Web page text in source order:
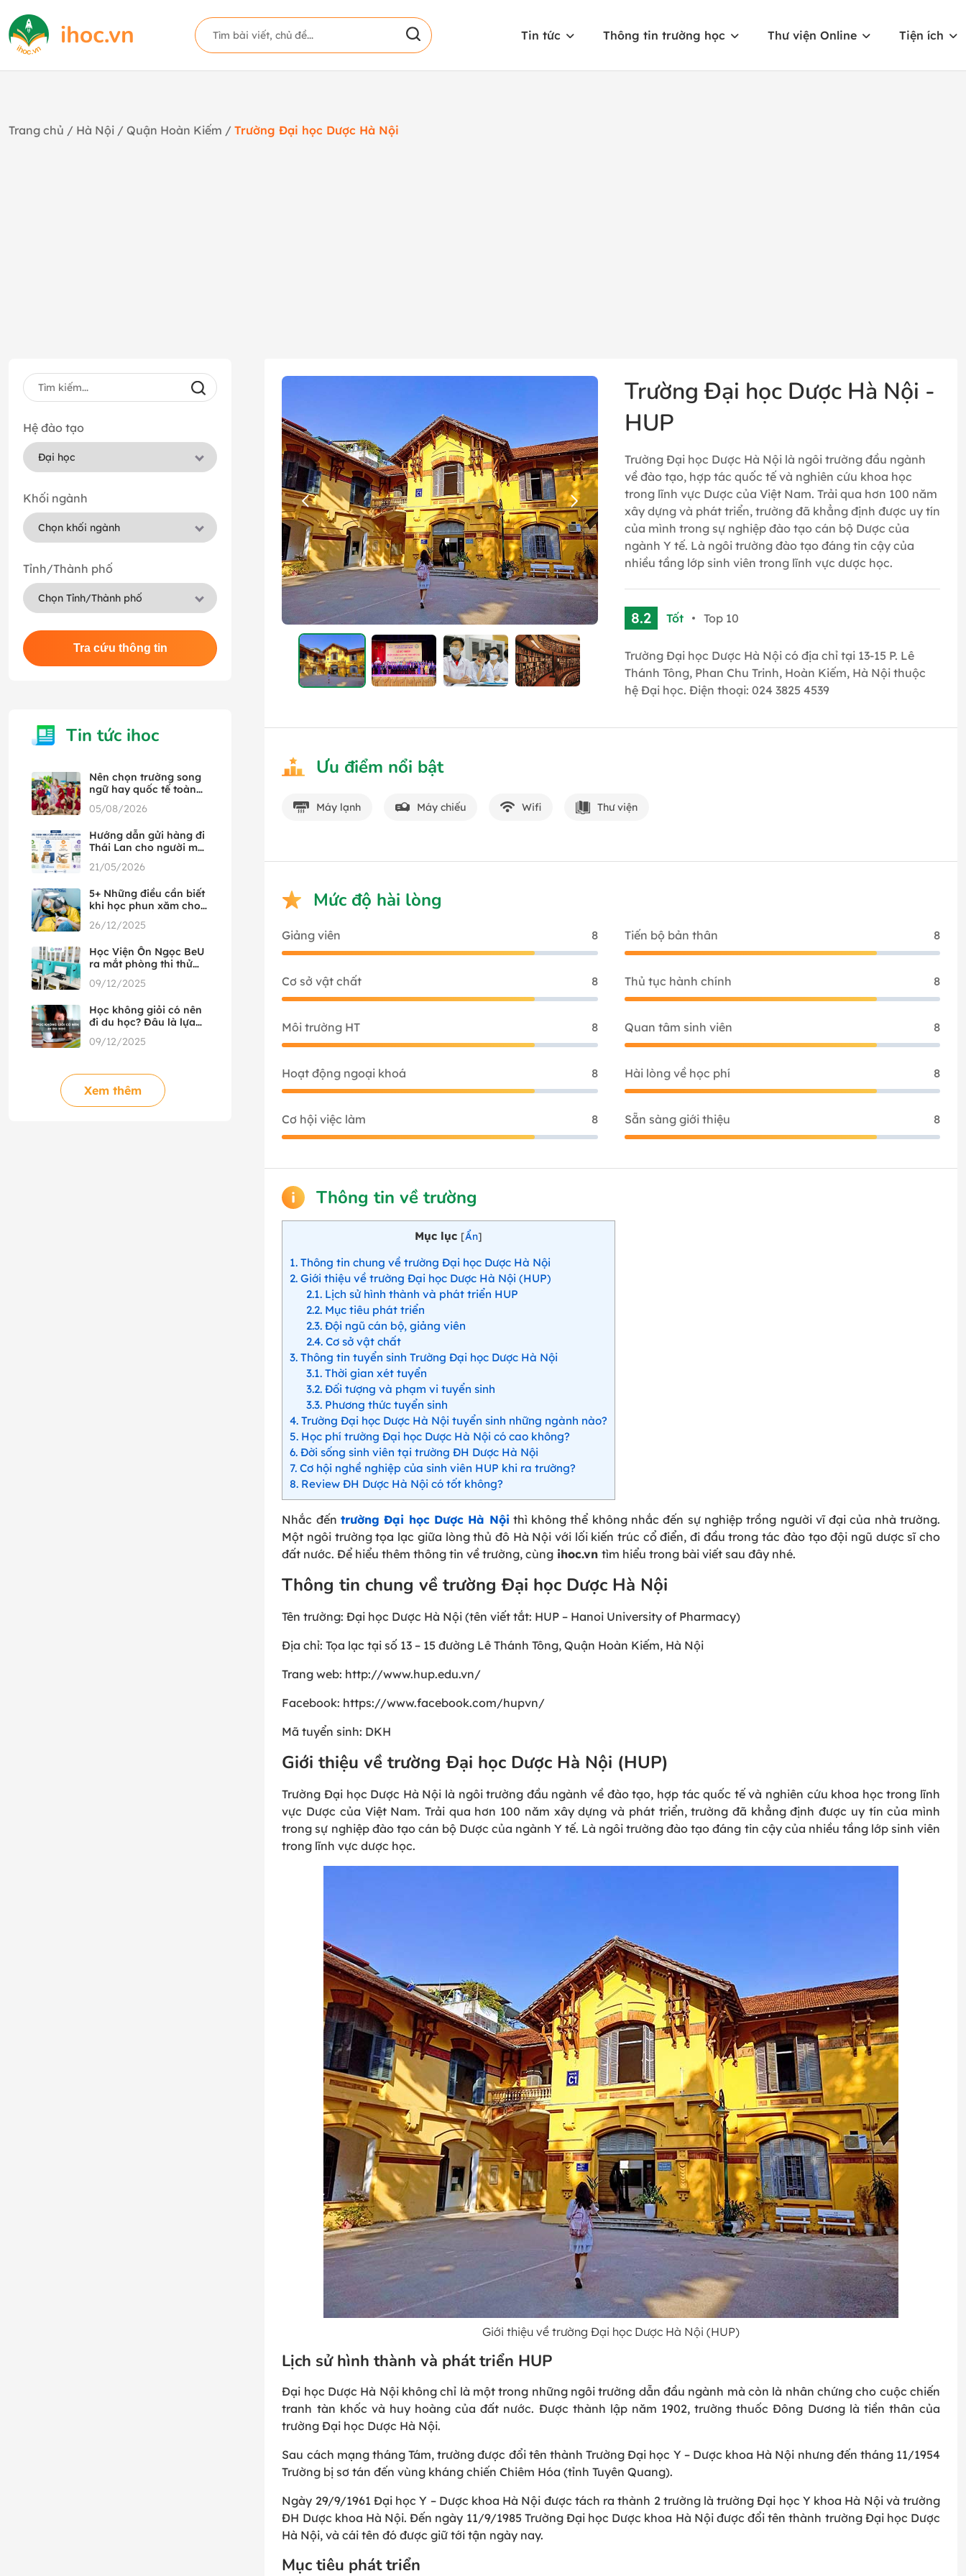
Tin tức Thông tin trường học Thư viện Online Tiện ích
Trang chủ / Hà Nội / Quận Hoàn Kiếm / Trường Đại học Dược Hà Nội
Hệ đào tạo
Khối ngành
Tỉnh/Thành phố
Tra cứu thông tin
Tin tức ihoc
Nên chọn trường song
ngữ hay quốc tế toàn
05/08/2026
Hướng dẫn gửi hàng đi
Thái Lan cho người mới
21/05/2026
5+ Những điều cần biết
khi học phun xăm cho
26/12/2025
Học Viện Ôn Ngọc BeU
ra mắt phòng thi thử
Nam, hợp tác cùng
09/12/2025
Học không giỏi có nên
đi du học? Đâu là lựa
09/12/2025
Xem thêm
Trường Đại học Dược Hà Nội -
HUP
Trường Đại học Dược Hà Nội là ngôi trường đầu ngành
về đào tạo, hợp tác quốc tế và nghiên cứu khoa học
trong lĩnh vực Dược của Việt Nam.​​ Trải qua hơn 100 năm
xây dựng và phát triển, trường đã khẳng định được uy tín
của mình trong sự nghiệp đào tạo cán bộ Dược của
ngành Y tế. Là ngôi trường đào tạo đáng tin cậy của
nhiều tầng lớp sinh viên trong lĩnh vực dược học.
8.2 Tốt Top 10
Trường Đại học Dược Hà Nội có địa chỉ tại 13-15 P. Lê
Thánh Tông, Phan Chu Trinh, Hoàn Kiếm, Hà Nội thuộc
hệ Đại học. Điện thoại: 024 3825 4539
Ưu điểm nổi bật
Máy lạnh Máy chiếu Wifi Thư viện
Mức độ hài lòng
Giảng viên 8 Tiến bộ bản thân 8
Cơ sở vật chất 8 Thủ tục hành chính 8
Môi trường HT 8 Quan tâm sinh viên 8
Hoạt động ngoại khoá 8 Hài lòng về học phí 8
Cơ hội việc làm 8 Sẵn sàng giới thiệu 8
Thông tin về trường
Mục lục [Ẩn]
1 Thông tin chung về trường Đại học Dược Hà Nội
2 Giới thiệu về trường Đại học Dược Hà Nội (HUP)
2.1 Lịch sử hình thành và phát triển HUP
2.2 Mục tiêu phát triển
2.3 Đội ngũ cán bộ, giảng viên
2.4 Cơ sở vật chất
3 Thông tin tuyển sinh Trường Đại học Dược Hà Nội
3.1 Thời gian xét tuyển
3.2 Đối tượng và phạm vi tuyển sinh
3.3 Phương thức tuyển sinh
4 Trường Đại học Dược Hà Nội tuyển sinh những ngành nào?
5 Học phí trường Đại học Dược Hà Nội có cao không?
6 Đời sống sinh viên tại trường ĐH Dược Hà Nội
7 Cơ hội nghề nghiệp của sinh viên HUP khi ra trường?
8 Review ĐH Dược Hà Nội có tốt không?
Nhắc đếntrường Đại học Dược Hà Nội thì không thể không nhắc đến sự nghiệp trồng người vĩ đại của nhà trường.
Một ngôi trường tọa lạc giữa lòng thủ đô Hà Nội với lối kiến trúc cổ điển, đi đầu trong tác đào tạo đội ngũ dược sĩ cho
đất nước. Để hiểu thêm thông tin về trường, cùng ihoc.vntìm hiểu trong bài viết sau đây nhé.
Thông tin chung về trường Đại học Dược Hà Nội
Tên trường: Đại học Dược Hà Nội (tên viết tắt: HUP – Hanoi University of Pharmacy)
Địa chỉ: Tọa lạc tại số 13 – 15 đường Lê Thánh Tông, Quận Hoàn Kiếm, Hà Nội
Trang web: http://www.hup.edu.vn/
Facebook: https://www.facebook.com/hupvn/
Mã tuyển sinh: DKH
Giới thiệu về trường Đại học Dược Hà Nội (HUP)
Trường Đại học Dược Hà Nội là ngôi trường đầu ngành về đào tạo, hợp tác quốc tế và nghiên cứu khoa học trong lĩnh
vực Dược của Việt Nam.​​ Trải qua hơn 100 năm xây dựng và phát triển, trường đã khẳng định được uy tín của mình
trong sự nghiệp đào tạo cán bộ Dược của ngành Y tế. Là ngôi trường đào tạo đáng tin cậy của nhiều tầng lớp sinh viên
trong lĩnh vực dược học.
Giới thiệu về trường Đại học Dược Hà Nội (HUP)
Lịch sử hình thành và phát triển HUP
Đại học Dược Hà Nội không chỉ là một trong những ngôi trường dẫn đầu ngành mà còn là nhân chứng cho cuộc chiến
tranh tàn khốc và huy hoàng của đất nước. Được thành lập năm 1902, trường thuốc Đông Dương là tiền thân của
trường Đại học Dược Hà Nội.
Sau cách mạng tháng Tám, trường được đổi tên thành Trường Đại học Y – Dược khoa Hà Nội nhưng đến tháng 11/1954
Trường bị sơ tán đến vùng kháng chiến Chiêm Hóa (tỉnh Tuyên Quang).
Ngày 29/9/1961 Đại học Y – Dược khoa Hà Nội được tách ra thành 2 trường là trường Đại học Y khoa Hà Nội và trường
ĐH Dược khoa Hà Nội. Đến ngày 11/9/1985 Trường Đại học Dược khoa Hà Nội được đổi tên thành trường Đại học Dược
Hà Nội, và cái tên đó được giữ tới tận ngày nay.
Mục tiêu phát triển